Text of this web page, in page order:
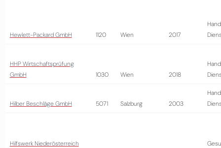
Hewlett-Packard GmbH 1120 Wien 2017
HHP Wirtschaftsprüfung
GmbH
1030 Wien 2018
Hilber Beschläge GmbH 5071 Salzburg 2003
Hilfswerk Niederösterreich